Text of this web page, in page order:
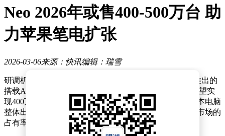
Neo 2026年或售400-500万台 助
力苹果笔电扩张
2026-03-06来源：快讯编辑：瑞雪
研调机构TrendForce最新预测显示，苹果计划于2026年推出的
搭载A18 Pro芯片的入门级笔记本电脑MacBook Neo，有望实
现400万至500万台的年销量。这一数据将推动苹果笔记本电脑
整体出货量逆势增长7.7%，同时助力macOS系统在全球市场的
占有率提升至13.2%。